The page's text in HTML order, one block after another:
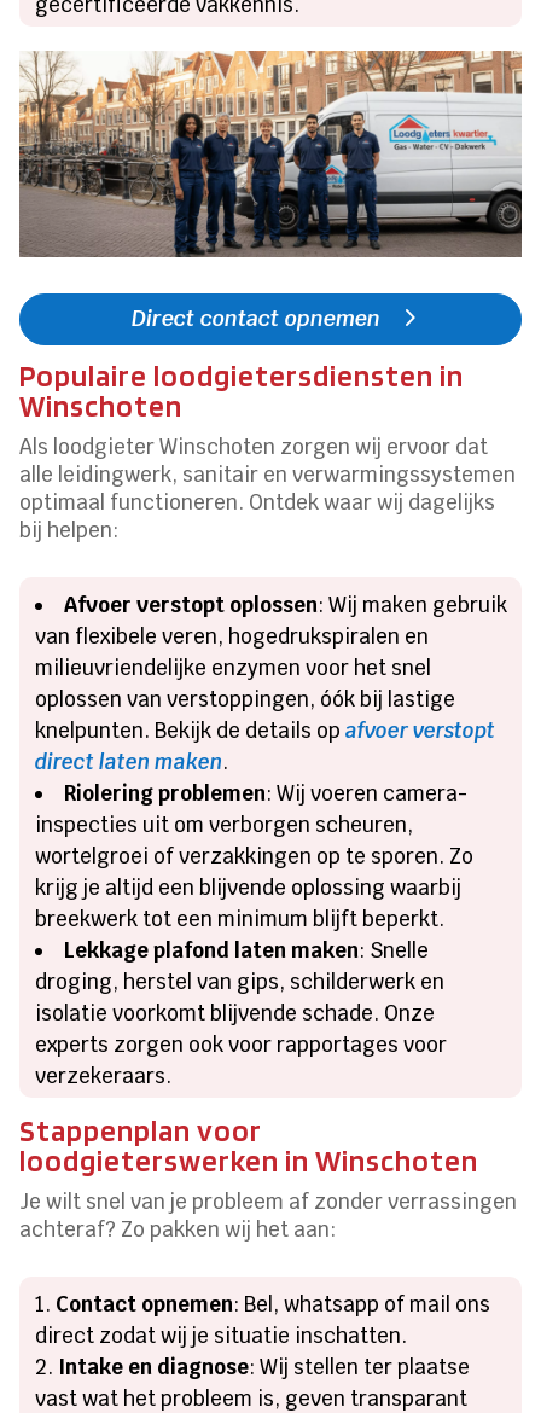
gecertificeerde vakkennis.
Direct contact opnemen
Populaire loodgietersdiensten in
Winschoten
Als loodgieter Winschoten zorgen wij ervoor dat
alle leidingwerk, sanitair en verwarmingssystemen
optimaal functioneren. Ontdek waar wij dagelijks
bij helpen:
Afvoer verstopt oplossen: Wij maken gebruik
van flexibele veren, hogedrukspiralen en
milieuvriendelijke enzymen voor het snel
oplossen van verstoppingen, óók bij lastige
knelpunten. Bekijk de details opafvoer verstopt
direct laten maken.
Riolering problemen: Wij voeren camera-
inspecties uit om verborgen scheuren,
wortelgroei of verzakkingen op te sporen. Zo
krijg je altijd een blijvende oplossing waarbij
breekwerk tot een minimum blijft beperkt.
Lekkage plafond laten maken: Snelle
droging, herstel van gips, schilderwerk en
isolatie voorkomt blijvende schade. Onze
experts zorgen ook voor rapportages voor
verzekeraars.
Stappenplan voor
loodgieterswerken in Winschoten
Je wilt snel van je probleem af zonder verrassingen
achteraf? Zo pakken wij het aan:
Contact opnemen: Bel, whatsapp of mail ons
direct zodat wij je situatie inschatten.
Intake en diagnose: Wij stellen ter plaatse
vast wat het probleem is, geven transparant